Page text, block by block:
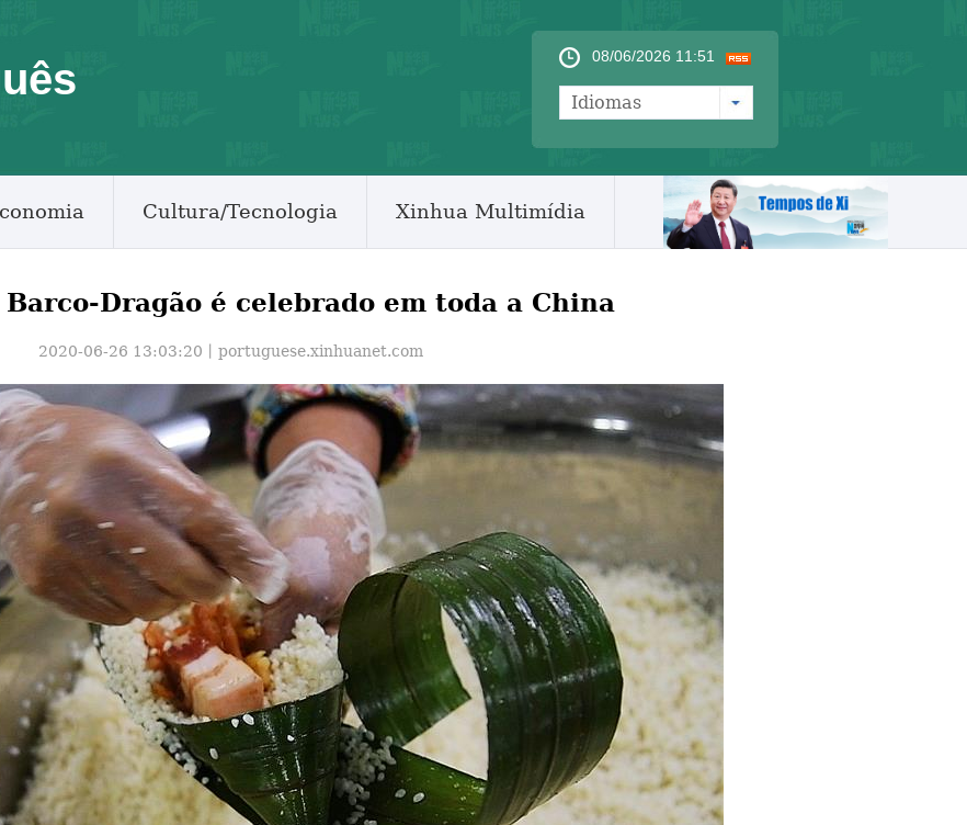
08/06/2026 11:51
Idiomas
Cultura/Tecnologia Xinhua Multimídia
Dragão é celebrado em toda a China
2020-06-26 13:03:20丨 portuguese.xinhuanet.com